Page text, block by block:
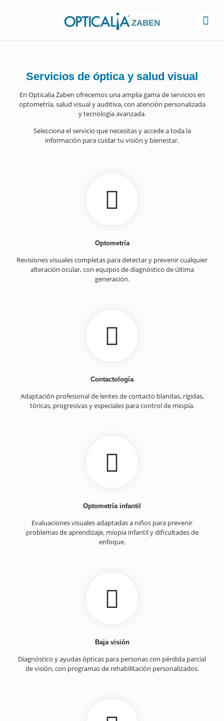
Servicios de óptica y salud visual
En Opticalia Zaben ofrecemos una amplia gama de servicios en
optometría, salud visual y auditiva, con atención personalizada
y tecnología avanzada.
Selecciona el servicio que necesitas y accede a toda la
información para cuidar tu visión y bienestar.
Optometría
Revisiones visuales completas para detectar y prevenir cualquier
alteración ocular, con equipos de diagnóstico de última
generación.
Contactología
Adaptación profesional de lentes de contacto blandas, rígidas,
tóricas, progresivas y especiales para control de miopía.
Optometría infantil
Evaluaciones visuales adaptadas a niños para prevenir
problemas de aprendizaje, miopía infantil y dificultades de
enfoque.
Baja visión
Diagnóstico y ayudas ópticas para personas con pérdida parcial
de visión, con programas de rehabilitación personalizados.